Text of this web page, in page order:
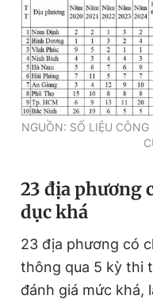
NGUỒN: SỐ LIỆU
23 địa phương
dục khá
23 địa phương có
thông qua 5 kỳ thi
đánh giá mức khá,